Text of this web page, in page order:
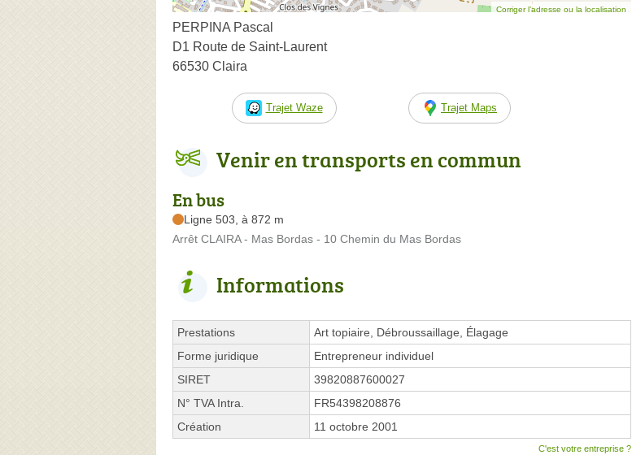
Corriger l’adresse ou la localisation
PERPINA Pascal
D1 Route de Saint-Laurent
66530 Claira
Trajet Waze Trajet Maps
Venir en transports en commun
En bus
Ligne 503, à 872 m
Arrêt CLAIRA - Mas Bordas - 10 Chemin du Mas Bordas
Informations
Prestations
Art topiaire, Débroussaillage, Élagage
Forme juridique
Entrepreneur individuel
SIRET
39820887600027
N° TVA Intra.
FR54398208876
Création
11 octobre 2001
C'est votre entreprise ?